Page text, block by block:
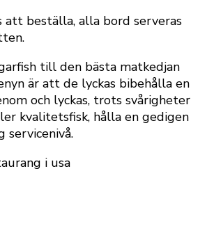
att beställa, alla bord serveras
till den bästa matkedjan
är att de lyckas bibehålla en
och lyckas, trots svårigheter
kvalitetsfisk, hålla en gedigen
servicenivå.